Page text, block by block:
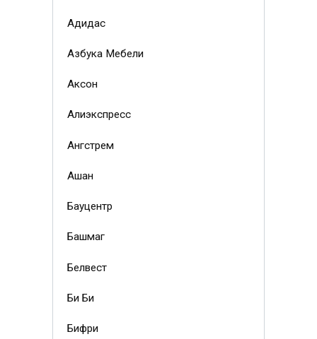
Адидас
Азбука Мебели
Аксон
Алиэкспресс
Ангстрем
Ашан
Бауцентр
Башмаг
Белвест
Би Би
Бифри